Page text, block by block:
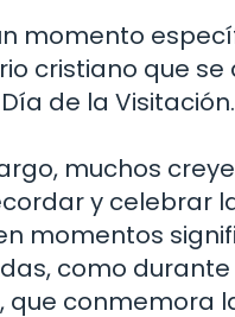
momento
cristiano que se
de la Visitación.
muchos
y celebrar
momentos
como durante
que conmemora